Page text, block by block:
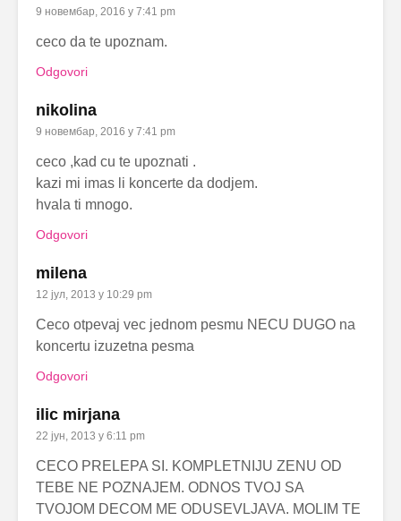
9 новембар, 2016 у 7:41 pm
ceco da te upoznam.
Odgovori
nikolina
9 новембар, 2016 у 7:41 pm
ceco ,kad cu te upoznati .
kazi mi imas li koncerte da dodjem.
hvala ti mnogo.
Odgovori
milena
12 јул, 2013 у 10:29 pm
Ceco otpevaj vec jednom pesmu NECU DUGO na
koncertu izuzetna pesma
Odgovori
ilic mirjana
22 јун, 2013 у 6:11 pm
CECO PRELEPA SI. KOMPLETNIJU ZENU OD
TEBE NE POZNAJEM. ODNOS TVOJ SA
TVOJOM DECOM ME ODUSEVLJAVA. MOLIM TE